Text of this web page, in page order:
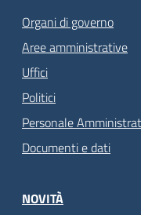
Organi di governo
Aree amministrative
Uffici
Politici
Personale
Documenti e dati
NOVITÀ